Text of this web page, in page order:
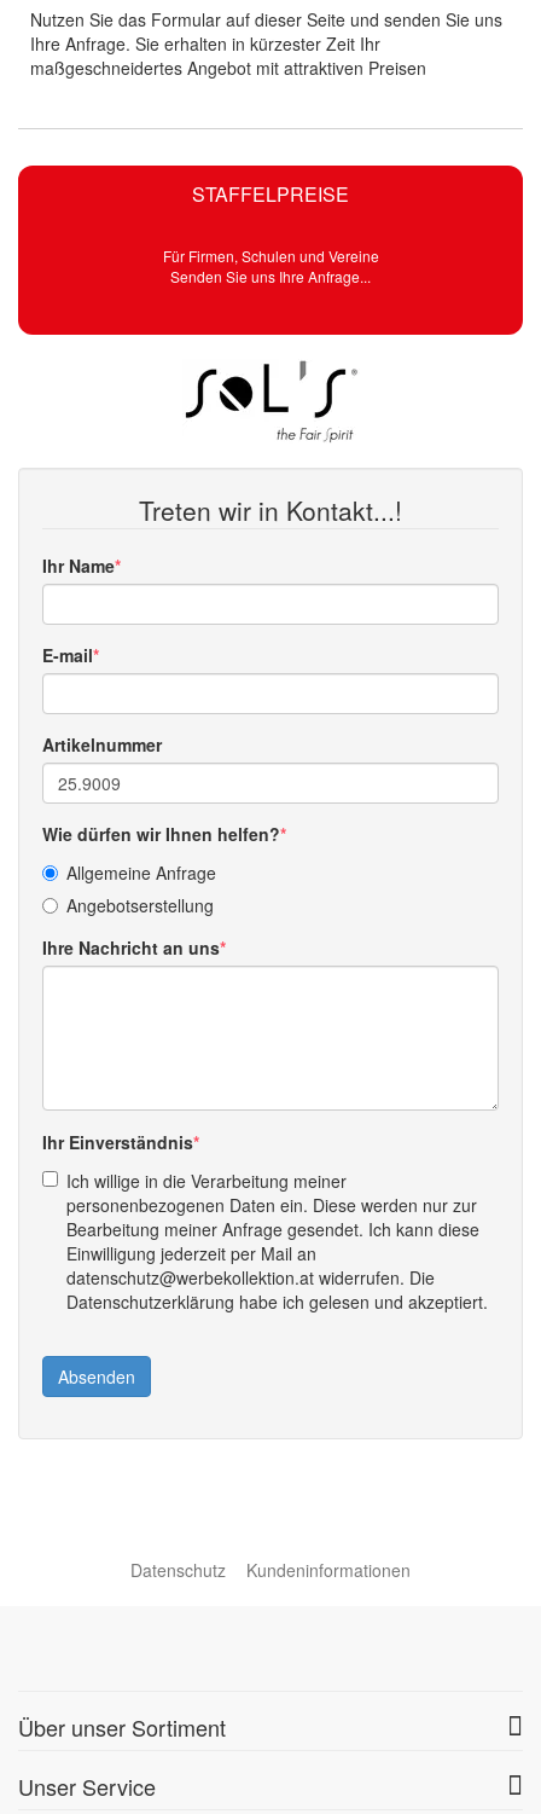
STAFFELPREISE
Für Firmen, Schulen und Vereine
Senden Sie uns Ihre Anfrage...
Treten wir in Kontakt...!
Ihr Name
E-mail
Artikelnummer
Wie dürfen wir Ihnen helfen?
Allgemeine Anfrage
Angebotserstellung
Ihre Nachricht an uns
Ihr Einverständnis
Ich willige in die Verarbeitung meiner
personenbezogenen Daten ein. Diese werden nur zur
Bearbeitung meiner Anfrage gesendet. Ich kann diese
Einwilligung jederzeit per Mail an
datenschutz@werbekollektion.at widerrufen. Die
Datenschutzerklärung habe ich gelesen und akzeptiert.
Absenden
Nutzen Sie das Formular auf dieser Seite und senden Sie uns
Ihre Anfrage. Sie erhalten in kürzester Zeit Ihr
maßgeschneidertes Angebot mit attraktiven Preisen
Datenschutz Kundeninformationen
Über unser Sortiment
Unser Service